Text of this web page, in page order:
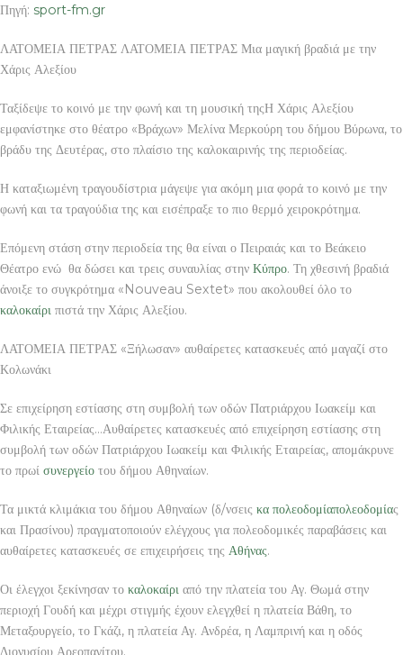
Πηγή: sport-fm.gr
ΛΑΤΟΜΕΙΑ ΠΕΤΡΑΣ ΛΑΤΟΜΕΙΑ ΠΕΤΡΑΣ Μια μαγική βραδιά με την
Χάρις Αλεξίου
Ταξίδεψε το κοινό με την φωνή και τη μουσική τηςΗ Χάρις Αλεξίου
εμφανίστηκε στο θέατρο «Βράχων» Μελίνα Μερκούρη του δήμου Βύρωνα, το
βράδυ της Δευτέρας, στο πλαίσιο της καλοκαιρινής της περιοδείας.
Η καταξιωμένη τραγουδίστρια μάγεψε για ακόμη μια φορά το κοινό με την
φωνή και τα τραγούδια της και εισέπραξε το πιο θερμό χειροκρότημα.
Επόμενη στάση στην περιοδεία της θα είναι ο Πειραιάς και το Βεάκειο
Θέατρο ενώ θα δώσει και τρεις συναυλίας στην Κύπρο. Τη χθεσινή βραδιά
άνοιξε το συγκρότημα «Nouveau Sextet» που ακολουθεί όλο το
καλοκαίρι πιστά την Χάρις Αλεξίου.
ΛΑΤΟΜΕΙΑ ΠΕΤΡΑΣ «Ξήλωσαν» αυθαίρετες κατασκευές από μαγαζί στο
Κολωνάκι
Σε επιχείρηση εστίασης στη συμβολή των οδών Πατριάρχου Ιωακείμ και
Φιλικής Εταιρείας…Αυθαίρετες κατασκευές από επιχείρηση εστίασης στη
συμβολή των οδών Πατριάρχου Ιωακείμ και Φιλικής Εταιρείας, απομάκρυνε
το πρωί συνεργείο του δήμου Αθηναίων.
Τα μικτά κλιμάκια του δήμου Αθηναίων (δ/νσεις κα πολεοδομίαπολεοδομίας
και Πρασίνου) πραγματοποιούν ελέγχους για πολεοδομικές παραβάσεις και
αυθαίρετες κατασκευές σε επιχειρήσεις της Αθήνας.
Οι έλεγχοι ξεκίνησαν το καλοκαίρι από την πλατεία του Αγ. Θωμά στην
περιοχή Γουδή και μέχρι στιγμής έχουν ελεγχθεί η πλατεία Βάθη, το
Μεταξουργείο, το Γκάζι, η πλατεία Αγ. Ανδρέα, η Λαμπρινή και η οδός
Διονυσίου Αρεοπαγίτου.